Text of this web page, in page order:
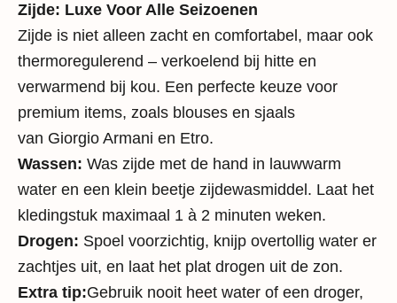
Zijde: Luxe Voor Alle Seizoenen
Zijde is niet alleen zacht en comfortabel, maar ook
thermoregulerend – verkoelend bij hitte en
verwarmend bij kou. Een perfecte keuze voor
premium items, zoals blouses en sjaals
van Giorgio Armani en Etro.
Wassen: Was zijde met de hand in lauwwarm
water en een klein beetje zijdewasmiddel. Laat het
kledingstuk maximaal 1 à 2 minuten weken.
Drogen: Spoel voorzichtig, knijp overtollig water er
zachtjes uit, en laat het plat drogen uit de zon.
Extra tip:Gebruik nooit heet water of een droger,